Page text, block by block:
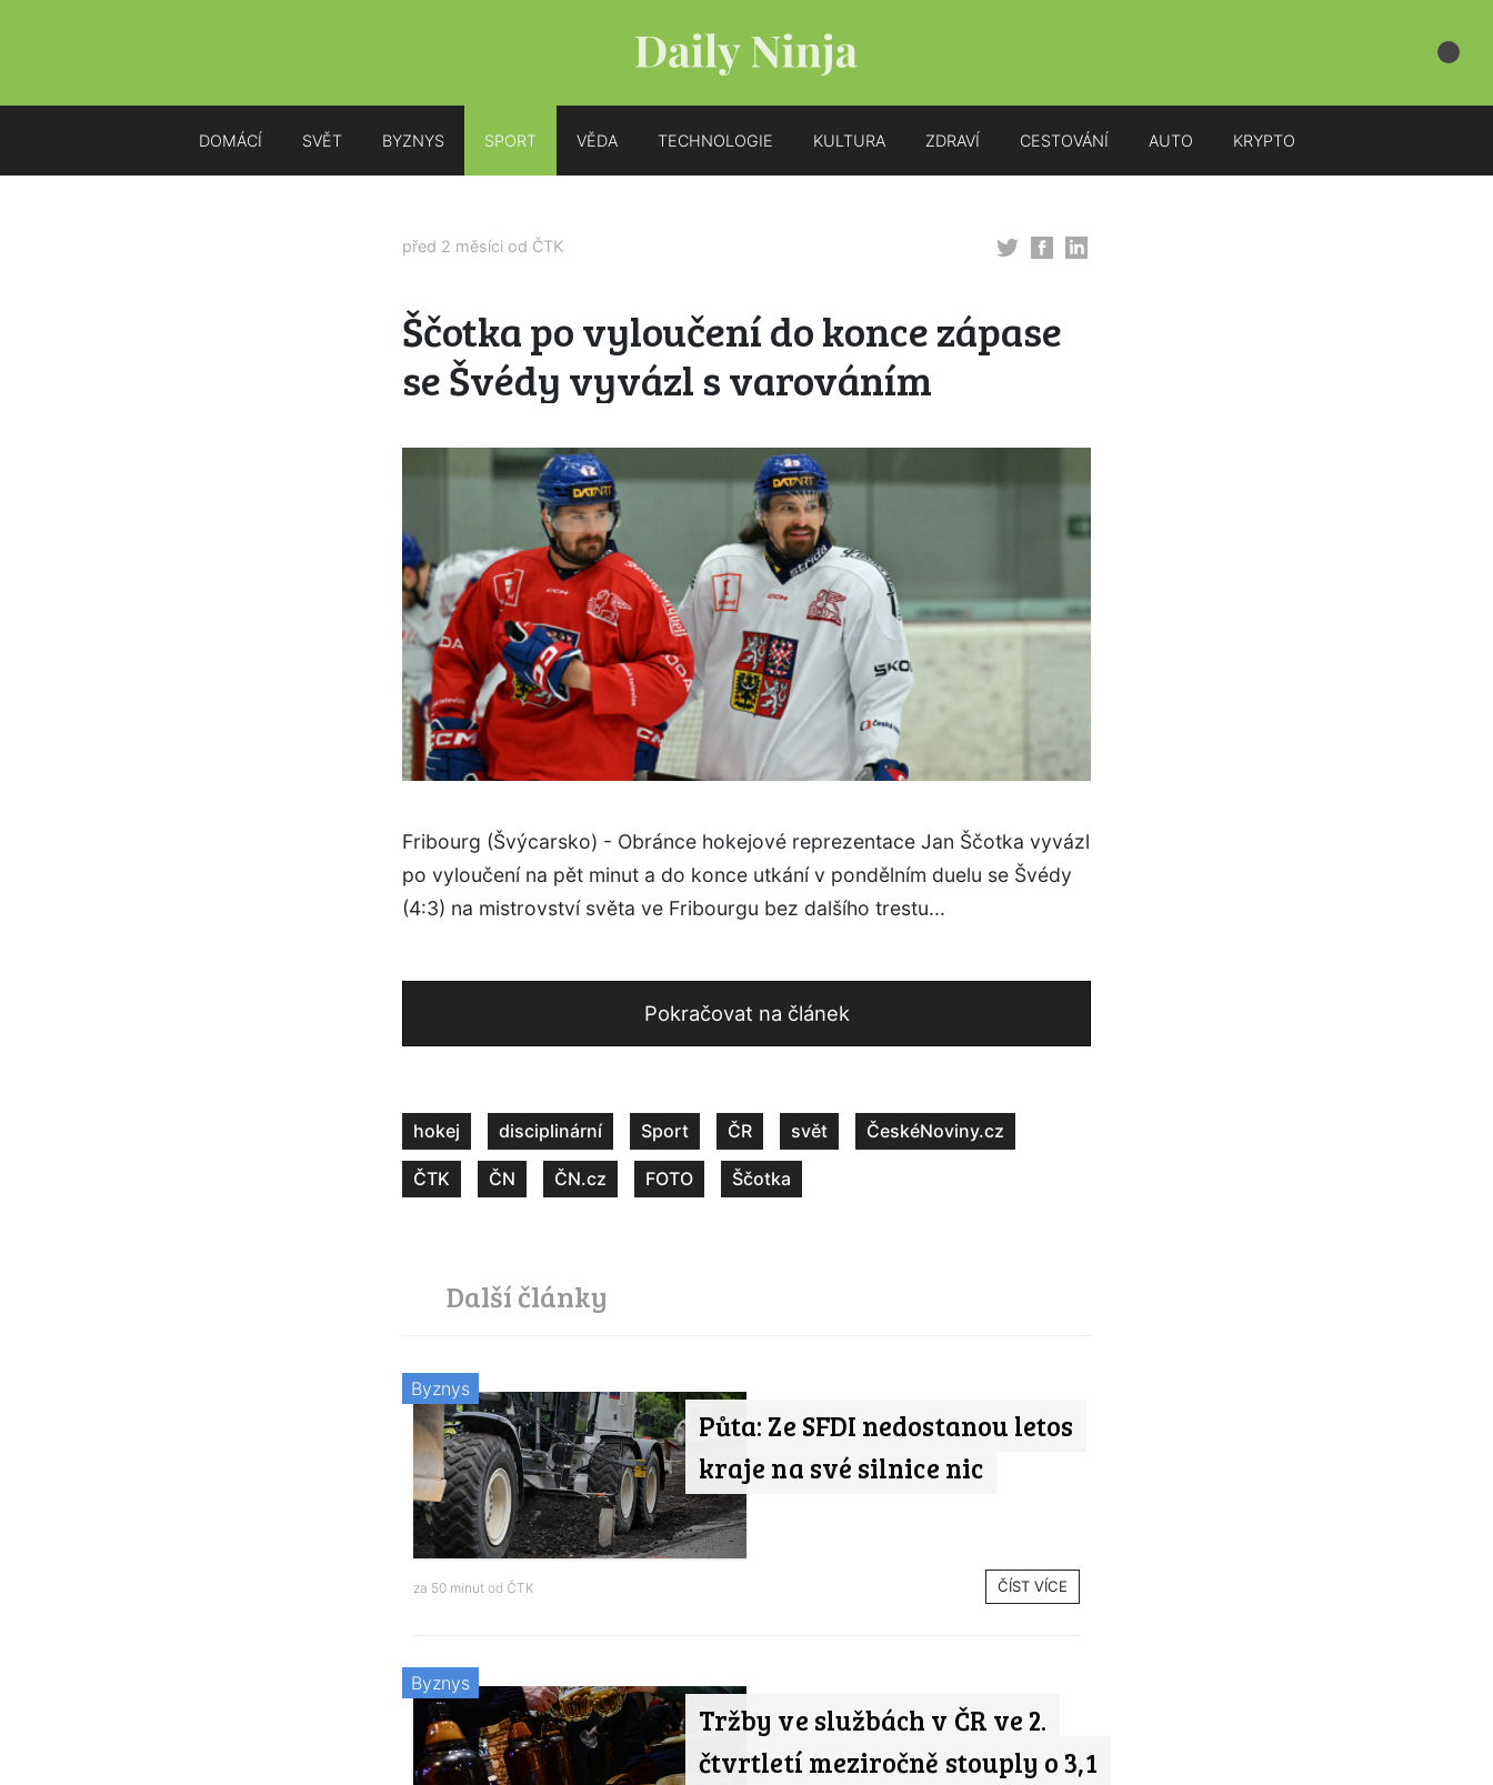
DOMÁCÍ SVĚT BYZNYS SPORT VĚDA TECHNOLOGIE KULTURA ZDRAVÍ CESTOVÁNÍ AUTO KRYPTO
před 2 měsíci od ČTK
Ščotka po vyloučení do konce zápase
se Švédy vyvázl s varováním
Fribourg (Švýcarsko) - Obránce hokejové reprezentace Jan Ščotka vyvázl
po vyloučení na pět minut a do konce utkání v pondělním duelu se Švédy
(4:3) na mistrovství světa ve Fribourgu bez dalšího trestu...
Pokračovat na článek
hokej disciplinární Sport ČR svět ČeskéNoviny.cz
ČTK ČN ČN.cz FOTO Ščotka
Další články
Půta: Ze SFDI nedostanou letos
kraje na své silnice nic
Byznys
za 50 minut od ČTK ČÍST VÍCE
Tržby ve službách v ČR ve 2.
čtvrtletí meziročně stouply o 3,1
Byznys